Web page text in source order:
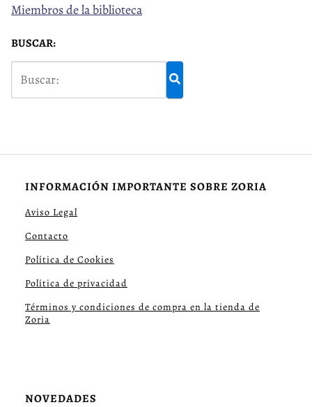
Miembros de la biblioteca
BUSCAR:
INFORMACIÓN IMPORTANTE SOBRE ZORIA
Aviso Legal
Contacto
Política de Cookies
Política de privacidad
Términos y condiciones de compra en la tienda de
Zoria
NOVEDADES